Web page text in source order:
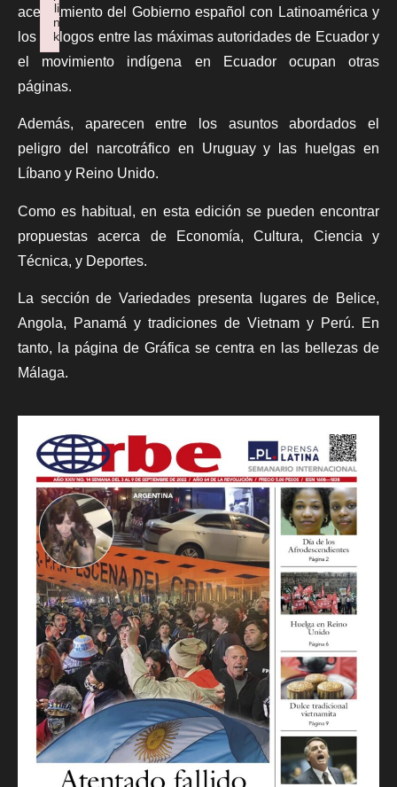
acercamiento del Gobierno español con Latinoamérica y
los diálogos entre las máximas autoridades de Ecuador y
el movimiento indígena en Ecuador ocupan otras
páginas.
Además, aparecen entre los asuntos abordados el
peligro del narcotráfico en Uruguay y las huelgas en
Líbano y Reino Unido.
Como es habitual, en esta edición se pueden encontrar
propuestas acerca de Economía, Cultura, Ciencia y
Técnica, y Deportes.
La sección de Variedades presenta lugares de Belice,
Angola, Panamá y tradiciones de Vietnam y Perú. En
tanto, la página de Gráfica se centra en las bellezas de
Málaga.
li
n
k
Failed to initialize plugin: wplink